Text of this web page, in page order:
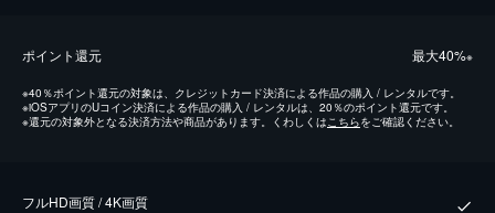
ポイント還元 最⼤40%※
※40％ポイント還元の対象は、クレジットカード決済による作品の購入 / レンタルです。
※iOSアプリのUコイン決済による作品の購入 / レンタルは、20％のポイント還元です。
※還元の対象外となる決済方法や商品があります。くわしくはこちらをご確認ください。
フルHD画質 / 4K画質